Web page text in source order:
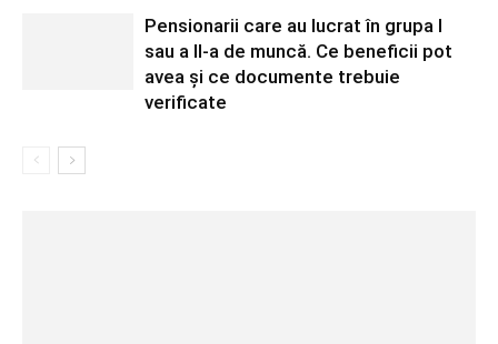
Pensionarii care au lucrat în grupa I
sau a II-a de muncă. Ce beneficii pot
avea și ce documente trebuie
verificate